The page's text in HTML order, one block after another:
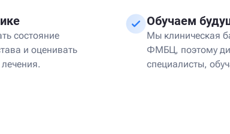
состояние
и оценивать
Обучаем
Мы клиническая
ФМБЦ, поэтому
специалисты,